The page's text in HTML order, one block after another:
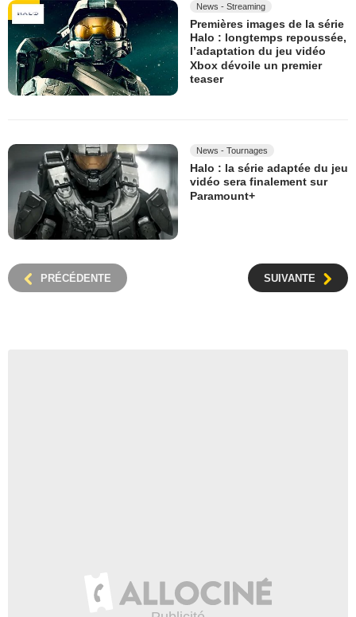
News - Streaming
Premières images de la série
Halo : longtemps repoussée,
l’adaptation du jeu vidéo
Xbox dévoile un premier
teaser
News - Tournages
Halo : la série adaptée du jeu
vidéo sera finalement sur
Paramount+
PRÉCÉDENTE SUIVANTE